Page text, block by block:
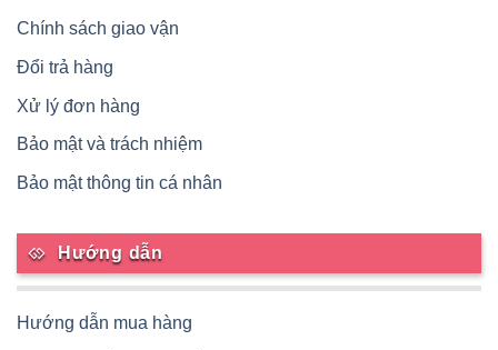
Chính sách giao vận
Đổi trả hàng
Xử lý đơn hàng
Bảo mật và trách nhiệm
Bảo mật thông tin cá nhân
Hướng dẫn
Hướng dẫn mua hàng